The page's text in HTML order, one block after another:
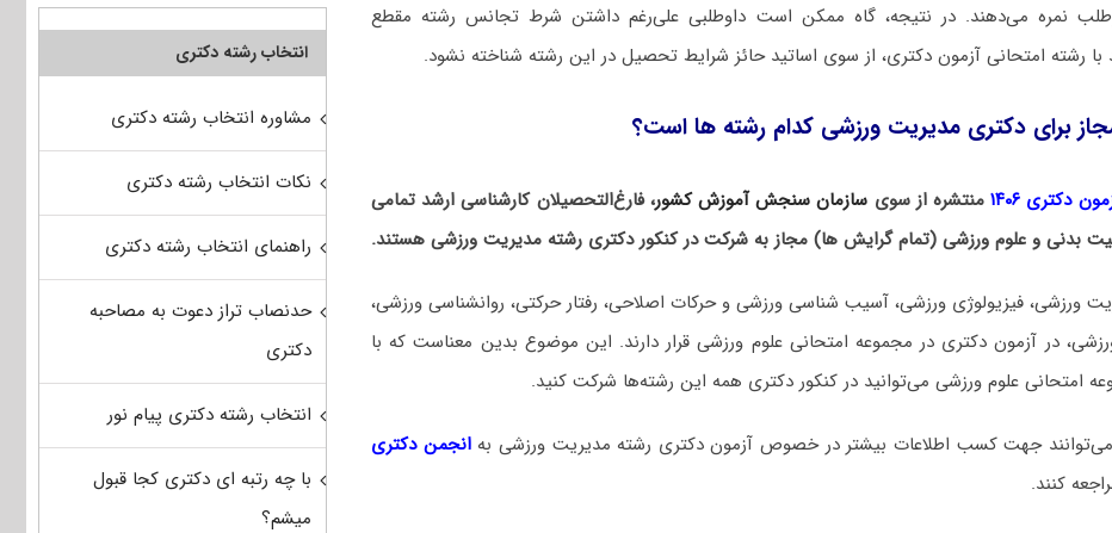
نمره می‌دهند. در نتیجه، گاه ممکن است داوطلبی علی‌رغم داشتن شرط تجانس رشته مقطع
با رشته امتحانی آزمون دکتری، از سوی اساتید حائز شرایط تحصیل در این رشته شناخته نشود.
برای دکتری مدیریت ورزشی کدام رشته ها است؟
دکتری ۱۴۰۶ منتشره از سوی سازمان سنجش آموزش کشور، فارغ‌التحصیلان کارشناسی ارشد تمامی
بدنی و علوم ورزشی (تمام گرایش ها) مجاز به شرکت در کنکور دکتری رشته مدیریت ورزشی هستند.
ورزشی، فیزیولوژی ورزشی، آسیب شناسی ورزشی و حرکات اصلاحی، رفتار حرکتی، روانشناسی ورزشی،
در آزمون دکتری در مجموعه امتحانی علوم ورزشی قرار دارند. این موضوع بدین معناست که با
امتحانی علوم ورزشی می‌توانید در کنکور دکتری همه این رشته‌ها شرکت کنید.
می‌توانند جهت کسب اطلاعات بیشتر در خصوص آزمون دکتری رشته مدیریت ورزشی بهانجمن دکتری
کنند.
انتخاب رشته دکتری
مشاوره انتخاب رشته دکتری
نکات انتخاب رشته دکتری
راهنمای انتخاب رشته دکتری
حدنصاب تراز دعوت به مصاحبه
دکتری
انتخاب رشته دکتری پیام نور
با چه رتبه ای دکتری کجا قبول
میشم؟